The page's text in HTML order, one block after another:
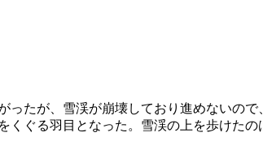
ったが、雪渓が崩壊しており進めないの
くぐる羽目となった。雪渓の上を歩けた